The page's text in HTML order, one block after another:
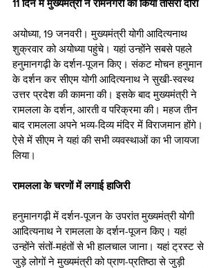
11 दिन में मुख्यमंत्री ने रामनगरी का किया तीसरा दौरा
अयोध्या, 19 जनवरी। मुख्यमंत्री योगी आदित्यनाथ
शुक्रवार को अयोध्या पहुंचे। यहां उन्होंने सबसे पहले
हनुमानगढ़ी के दर्शन-पूजन किए। संकट मोचन हनुमान
के दर्शन कर सीएम योगी आदित्यनाथ ने सुखी-स्वस्थ
उत्तर प्रदेश की कामना की। इसके बाद मुख्यमंत्री ने
रामलला के दर्शन, आरती व परिक्रमा की। महज तीन
बाद रामलला अपने भव्य-दिव्य मंदिर में विराजमान होंगे।
ऐसे में सीएम ने यहां की सभी व्यवस्थाओं का भी जायजा
लिया।
रामलला के चरणों में लगाई हाजिरी
हनुमानगढ़ी में दर्शन-पूजन के उपरांत मुख्यमंत्री योगी
आदित्यनाथ ने रामलला के दर्शन-पूजन किए। यहां
उन्होंने संतों-महंतों से भी हालचाल जाना। यहां ट्रस्ट से
जुड़े लोगों ने मुख्यमंत्री को प्राण-प्रतिष्ठा से जुड़ी